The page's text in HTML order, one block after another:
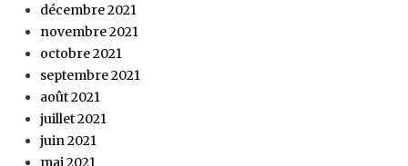
décembre 2021
novembre 2021
octobre 2021
septembre 2021
août 2021
juillet 2021
juin 2021
mai 2021